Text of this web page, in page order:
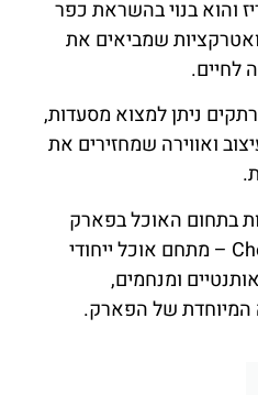
והוא בנוי בהשראת כפר
ואטרקציות שמביאים את
לחיים.
ניתן למצוא מסעדות,
ואווירה שמחזירים את
בתחום האוכל בפארק
היא Chez En Cas de Panix – מתחם אוכל ייחודי
ומנחמים,
המיוחדת של הפארק.